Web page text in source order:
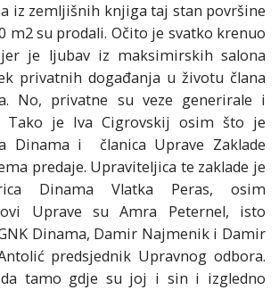
iz zemljišnih knjiga taj stan površine
m2 su prodali. Očito je svatko krenuo
je ljubav iz maksimirskih salona
privatnih događanja u životu člana
No, privatne su veze generirale i
Tako je Iva Cigrovskij osim što je
Dinama i članica Uprave Zaklade
predaje. Upraviteljica te zaklade je
Dinama Vlatka Peras, osim
Uprave su Amra Peternel, isto
Dinama, Damir Najmenik i Damir
predsjednik Upravnog odbora.
tamo gdje su joj i sin i izgledno